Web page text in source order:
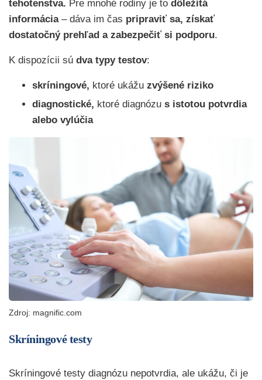
tehotenstva. Pre mnohé rodiny je to dôležitá
informácia– dáva im čas pripraviť sa, získať
dostatočný prehľad a zabezpečiť si podporu.
K dispozícii sú dva typy testov:
skríningové, ktoré ukážu zvýšené riziko
diagnostické, ktoré diagnózu s istotou potvrdia
alebo vylúčia
Zdroj: magnific.com
Skríningové testy
Skríningové testy diagnózu nepotvrdia, ale ukážu, či je